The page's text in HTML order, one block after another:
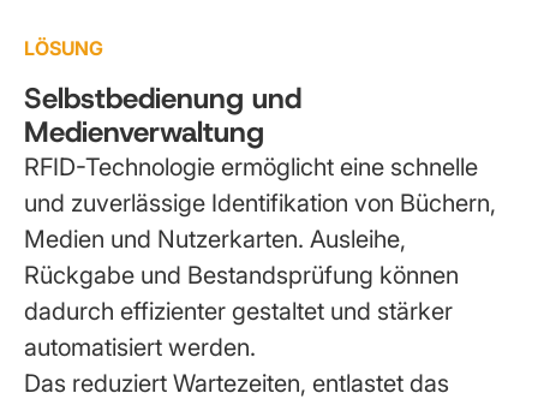
LÖSUNG
Selbstbedienung und
Medienverwaltung
RFID-Technologie ermöglicht eine schnelle
und zuverlässige Identifikation von Büchern,
Medien und Nutzerkarten. Ausleihe,
Rückgabe und Bestandsprüfung können
dadurch effizienter gestaltet und stärker
automatisiert werden.
Das reduziert Wartezeiten, entlastet das